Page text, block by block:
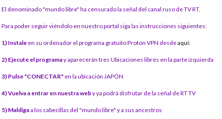
El denominado "mundo libre" ha censurado la señal del canal ruso de TV RT.
Para poder seguir viéndolo en nuestro portal siga las instrucciones siguientes:
1) Instale en su ordenador el programa gratuito Proton VPN desdeaquí:
2) Ejecute el programay aparecerán tres Ubicaciones libres en la parte izquierda
3) Pulse "CONECTAR" en la ubicación JAPÓN
4) Vuelva a entrar en nuestra weby ya podrá disfrutar de la señal de RT TV
5) Maldigaa los cabecillas del "mundo libre" y a sus ancestros